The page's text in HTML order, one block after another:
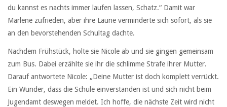
du kannst es nachts immer laufen lassen, Schatz.“ Damit war
Marlene zufrieden, aber ihre Laune verminderte sich sofort, als sie
an den bevorstehenden Schultag dachte.
Nachdem Frühstück, holte sie Nicole ab und sie gingen gemeinsam
zum Bus. Dabei erzählte sie ihr die schlimme Strafe ihrer Mutter.
Darauf antwortete Nicole: „Deine Mutter ist doch komplett verrückt.
Ein Wunder, dass die Schule einverstanden ist und sich nicht beim
Jugendamt deswegen meldet. Ich hoffe, die nächste Zeit wird nicht